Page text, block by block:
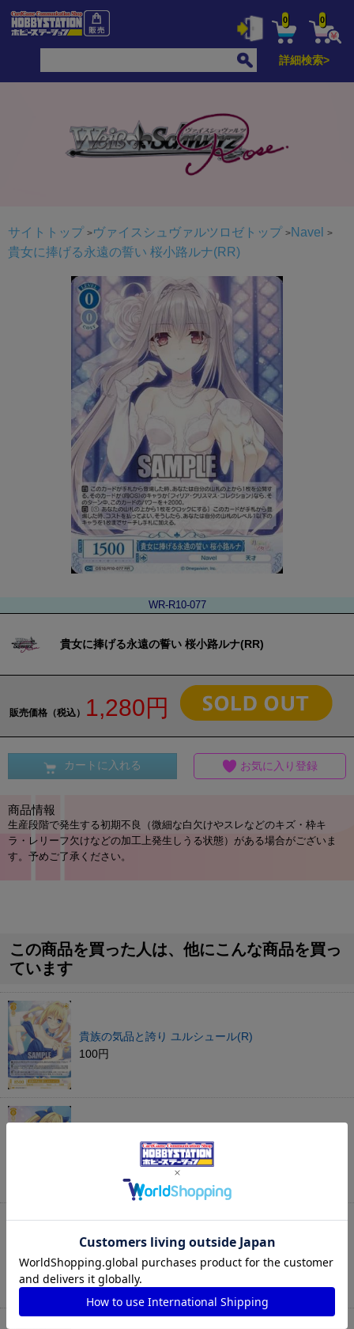
0 0
詳細検索>
サイトトップ ヴァイスシュヴァルツロゼトップ
Navel
貴女に捧げる永遠の誓い 桜小路ルナ(RR)
WR-R10-077
貴女に捧げる永遠の誓い 桜小路ルナ(RR)
販売価格（税込） 1,280円
カートに入れる お気に入り登録
商品情報
生産段階で発生する初期不良（微細な白欠けやスレなどのキズ・枠キ
ラ・レリーフ欠けなどの加工上発生しうる状態）がある場合がございま
す。予めご了承ください。
この商品を買った人は、他にこんな商品を買っ
ています
貴族の気品と誇り ユルシュール(R)
100円
お嬢様の品格 ユルシュール(RR)
たとえ桜じゃなくても 大蔵りそな(RR)
680円